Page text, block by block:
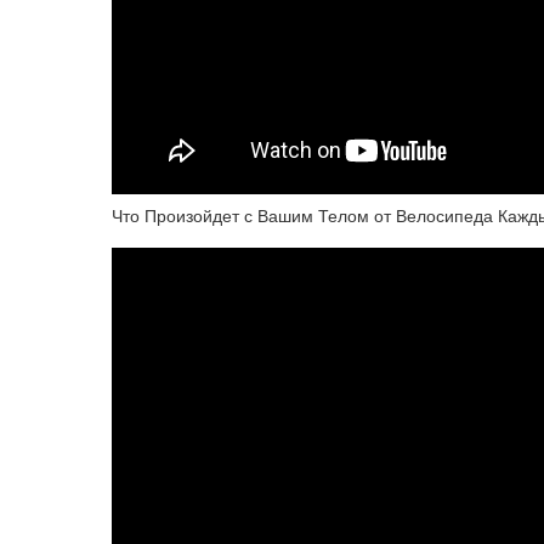
Что Произойдет с Вашим Телом от Велосипеда